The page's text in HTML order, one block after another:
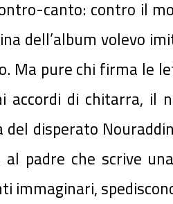
canto: contro il
dell’album volevo
Ma pure chi firma le
accordi di chitarra, il
disperato
al padre che scrive
immaginari,